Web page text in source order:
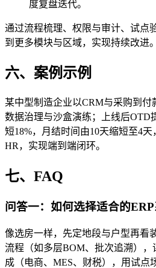
度复盘迭代。
通过流程梳理、权限与审计、试点
到更多模块与区域，实现持续改进。
六、案例示例
某中型制造企业以CRM与采购到付
数据治理与沙盒演练；上线后OTD
短18%，月结时间由10天缩短至4
HR，实现端到端闭环。
七、FAQ
问答一：如何选择适合的ERP
像选房一样，先定地段与户型再看
流程（如多层BOM、批次追溯）
成（电商、MES、财税），用试点